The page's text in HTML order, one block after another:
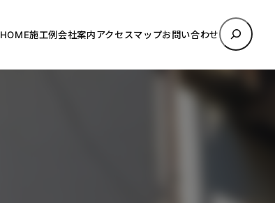
HOME施工例会社案内アクセスマップお問い合わせ
検
索